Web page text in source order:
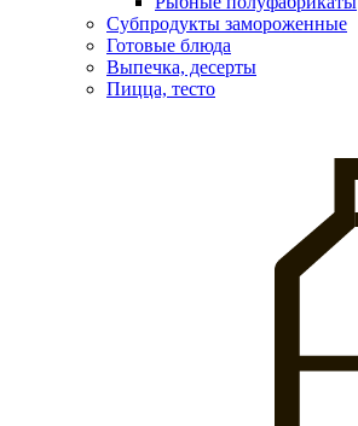
Субпродукты замороженные
Готовые блюда
Выпечка, десерты
Пицца, тесто